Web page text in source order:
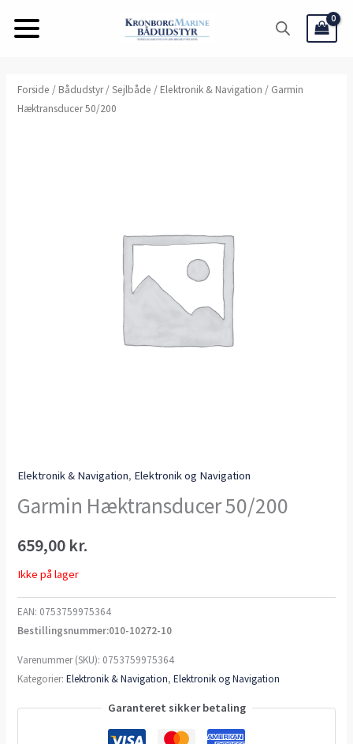
Forside / Bådudstyr/Sejlbåde / Elektronik & Navigation / Garmin
Hæktransducer 50/200
Elektronik & Navigation, Elektronik og Navigation
Garmin Hæktransducer 50/200
659,00 kr.
Ikke på lager
EAN: 0753759975364
Bestillingsnummer:010-10272-10
Varenummer (SKU): 0753759975364
Kategorier:Elektronik & Navigation,Elektronik og Navigation
Garanteret sikker betaling